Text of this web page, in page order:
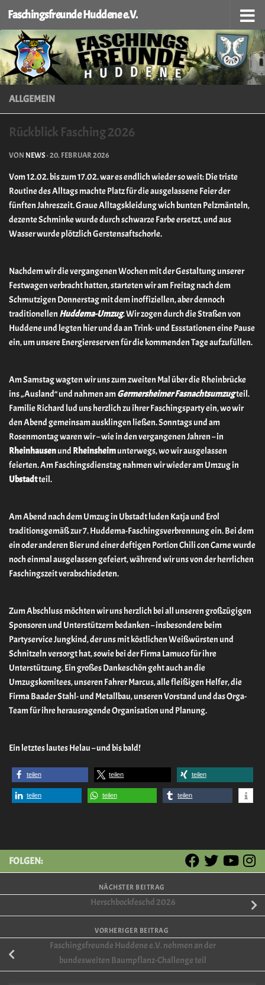
Zum Inhalt springen
Faschingsfreunde Huddene e.V.
ALLGEMEIN
Rückblick Fasching 2026
VON NEWS·20. FEBRUAR 2026
Vom 12.02. bis zum 17.02. war es endlich wieder so weit: Die triste
Routine des Alltags machte Platz für die ausgelassene Feier der
fünften Jahreszeit. Graue Alltagskleidung wich bunten Pelzmänteln,
dezente Schminke wurde durch schwarze Farbe ersetzt, und aus
Wasser wurde plötzlich Gerstensaftschorle.
Nachdem wir die vergangenen Wochen mit der Gestaltung unserer
Festwagen verbracht hatten, starteten wir am Freitag nach dem
Schmutzigen Donnerstag mit dem inoffiziellen, aber dennoch
traditionellen Huddema-Umzug. Wir zogen durch die Straßen von
Huddene und legten hier und da an Trink- und Essstationen eine Pause
ein, um unsere Energiereserven für die kommenden Tage aufzufüllen.
Am Samstag wagten wir uns zum zweiten Mal über die Rheinbrücke
ins „Ausland“ und nahmen amGermersheimer Fasnachtsumzugteil.
Familie Richard lud uns herzlich zu ihrer Faschingsparty ein, wo wir
den Abend gemeinsam ausklingen ließen. Sonntags und am
Rosenmontag waren wir – wie in den vergangenen Jahren – in
Rheinhausenund Rheinsheimunterwegs, wo wir ausgelassen
feierten. Am Faschingsdienstag nahmen wir wieder am Umzug in
Ubstadtteil.
Am Abend nach dem Umzug in Ubstadt luden Katja und Erol
traditionsgemäß zur 7. Huddema-Faschingsverbrennung ein. Bei dem
ein oder anderen Bier und einer deftigen Portion Chili con Carne wurde
noch einmal ausgelassen gefeiert, während wir uns von der herrlichen
Faschingszeit verabschiedeten.
Zum Abschluss möchten wir uns herzlich bei all unseren großzügigen
Sponsoren und Unterstützern bedanken – insbesondere beim
Partyservice Jungkind, der uns mit köstlichen Weißwürsten und
Schnitzeln versorgt hat, sowie bei der Firma Lamuco für ihre
Unterstützung. Ein großes Dankeschön geht auch an die
Umzugskomitees, unseren Fahrer Marcus, alle fleißigen Helfer, die
Firma Baader Stahl- und Metallbau, unseren Vorstand und das Orga-
Team für ihre herausragende Organisation und Planung.
Ein letztes lautes Helau – und bis bald!
teilen teilen teilen
teilen teilen teilen
FOLGEN:
NÄCHSTER BEITRAG
Herschbockfeschd 2026
VORHERIGER BEITRAG
Faschingsfreunde Huddene e.V. nehmen an der
bundesweiten Baumpflanz-Challenge teil